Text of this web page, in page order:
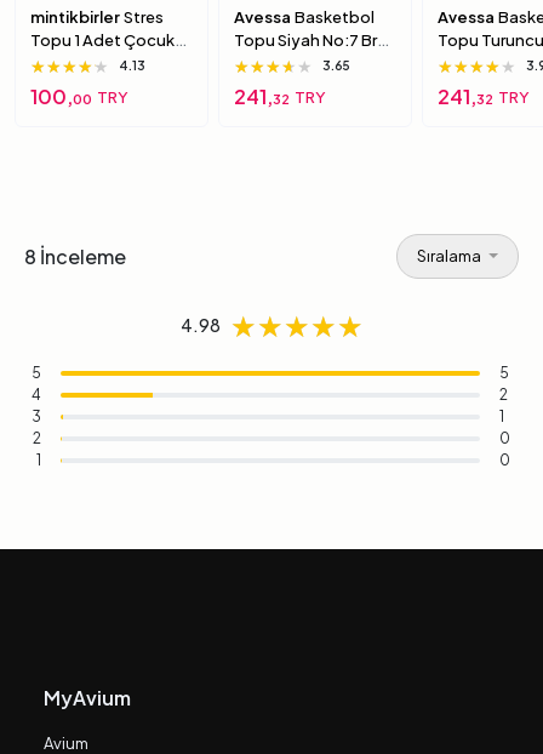
mintikbirlerStres
Topu 1 Adet Çocuk
Için Yumuşak
Süngerimsi Içi Dolu
Top 6 Numara
★★★★★
★★★★★
★★★★★ 4.13
100,00 TRY
Avessa Basketbol
Topu Siyah No:7 Brc-
7 7 Numara
★★★★★
★★★★★
★★★★★ 3.65
241,32 TRY
Avessa
Topu
Brc-7 5
★★★★★
★★★★★
★★★★★
241,32 TRY
8 İnceleme Sıralama
4.98 ★★★★★
★★★★★
★★★★★
5
5
4
2
3
1
2
0
1
0
MyAvium
Avium